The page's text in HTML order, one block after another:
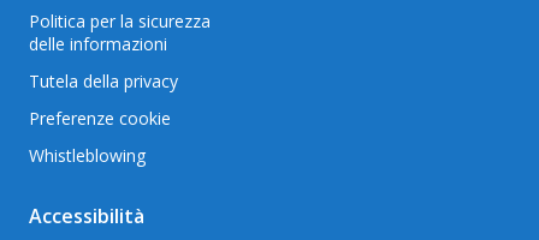
Politica per la sicurezza
delle informazioni
Tutela della privacy
Preferenze cookie
Whistleblowing
Accessibilità